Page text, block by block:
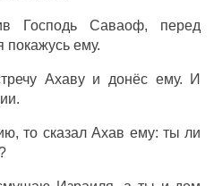
Господь Саваоф, перед
покажусь ему.
Ахаву и донёс ему. И
то сказал Ахав ему: ты ли